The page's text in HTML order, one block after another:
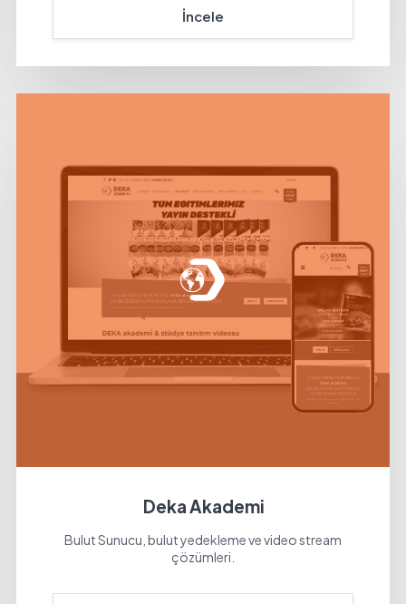
İncele
Deka Akademi
Bulut Sunucu, bulut yedekleme ve video stream
çözümleri.